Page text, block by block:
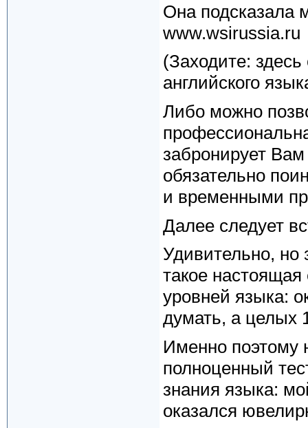
Она подсказала
www.wsirussia.ru
(Заходите:
английского
Либо можно
забронирует
обязательно
и временными
Далее следует
Удивительно, но
такое
уровней языка:
думать, а целых
Именно поэтому
полноценный
знания языка:
оказался